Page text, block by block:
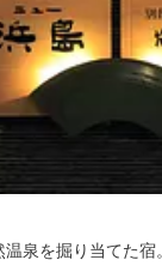
泉を掘り当てた